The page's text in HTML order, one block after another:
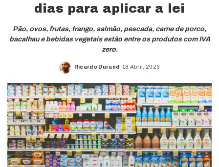
dias para aplicar a lei
Pão, ovos, frutas, frango, salmão, pescada, carne de porco,
bacalhau e bebidas vegetais estão entre os produtos com IVA
zero.
Posted
Ricardo Durand 18 Abril, 2023